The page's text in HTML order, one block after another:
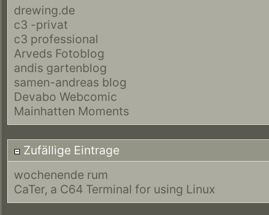
drewing.de
c3 -privat
c3 professional
Arveds Fotoblog
andis gartenblog
samen-andreas blog
Devabo Webcomic
Mainhatten Moments
Zufällige Eintrage
wochenende rum
CaTer, a C64 Terminal for using Linux